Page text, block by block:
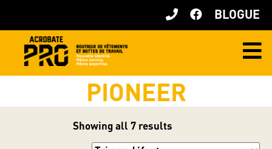
BLOGUE
PIONEER
Showing all 7 results